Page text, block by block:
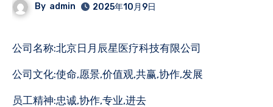
By admin 2025年10月9日
公司名称:北京日月辰星医疗科技有限公司
公司文化:使命,愿景,价值观,共赢,协作,发展
员工精神:忠诚,协作,专业,进去